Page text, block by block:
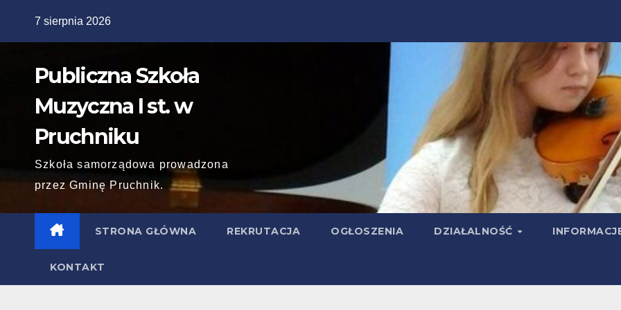
7 sierpnia 2026
Publiczna Szkoła
Muzyczna I st. w
Pruchniku
Szkoła samorządowa prowadzona
przez Gminę Pruchnik.
STRONA GŁÓWNA REKRUTACJA OGŁOSZENIA DZIAŁALNOŚĆ
KONTAKT